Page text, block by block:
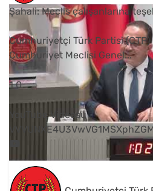
Şahali: Meclis çalışanlarına
Cumhuriyetçi Türk Partisi
Cumhuriyet Meclisi Genel...
1 0
YouTube Videosu